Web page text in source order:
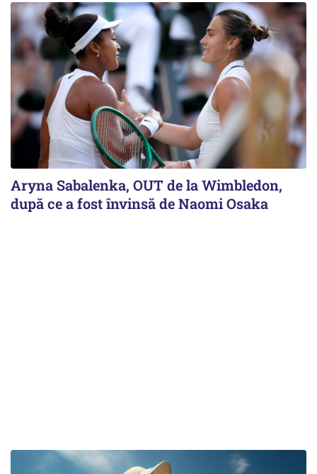
Aryna Sabalenka, OUT de la Wimbledon,
după ce a fost învinsă de Naomi Osaka